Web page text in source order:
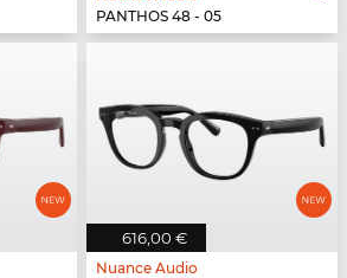
PANTHOS 48 - 05
616,00 €
Nuance Audio